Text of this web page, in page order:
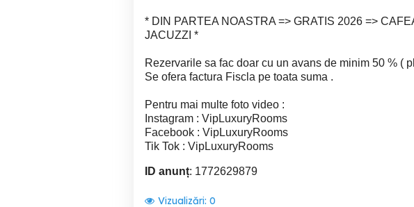
* DIN PARTEA NOASTRA => GRATIS 2026 =>
JACUZZI *
Rezervarile sa fac doar cu un avans de minim 50 % (
Se ofera factura Fiscla pe toata suma .
Pentru mai multe foto video :
Instagram : VipLuxuryRooms
Facebook : VipLuxuryRooms
Tik Tok : VipLuxuryRooms
ID anunț: 1772629879
Vizualizări: 0